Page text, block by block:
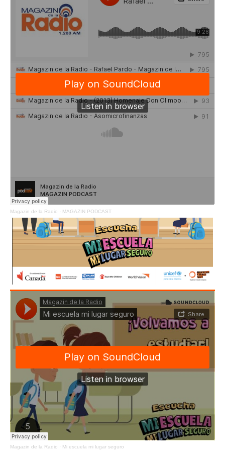
Magazin de la Radio · MAGAZIN PODCAST
Magazin de la Radio · Mi escuela mi lugar seguro